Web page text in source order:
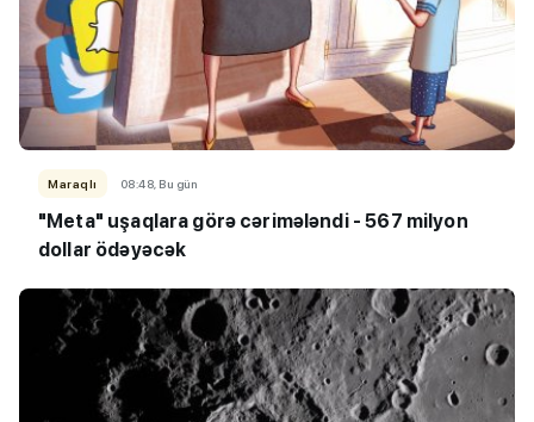
Maraqlı 08:48, Bu gün
"Meta" uşaqlara görə cərimələndi - 567 milyon
dollar ödəyəcək